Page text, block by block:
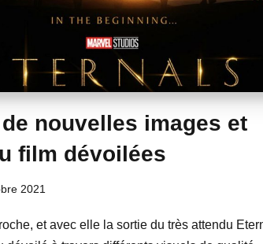
nouvelles images et
film dévoilées
2021
et avec elle la sortie du très attendu